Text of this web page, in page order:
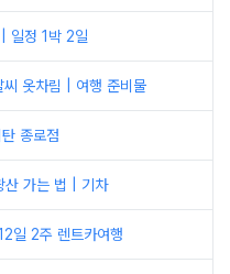
일정 1박 2일
옷차림 | 여행 준비물
종로점
산 가는 법 | 기차
일 2주 렌트카여행